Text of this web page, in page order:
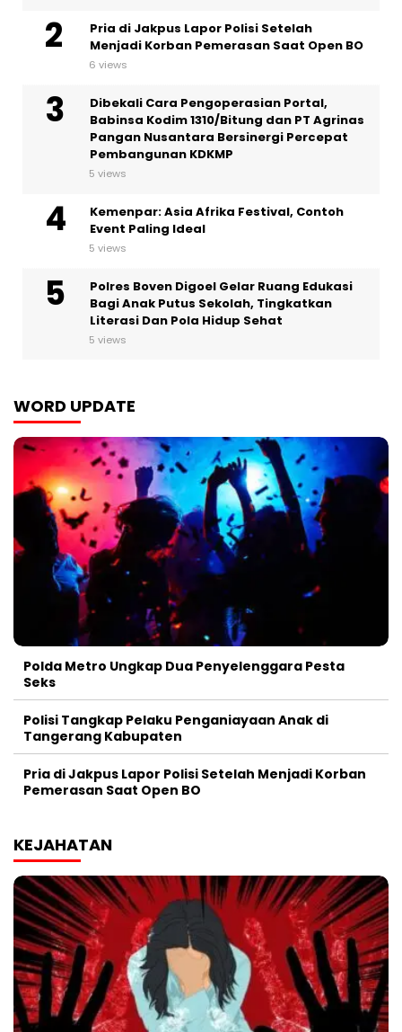
Pria di Jakpus Lapor Polisi Setelah
Menjadi Korban Pemerasan Saat Open BO
6 views
Dibekali Cara Pengoperasian Portal,
Babinsa Kodim 1310/Bitung dan PT Agrinas
Pangan Nusantara Bersinergi Percepat
Pembangunan KDKMP
5 views
Kemenpar: Asia Afrika Festival, Contoh
Event Paling Ideal
5 views
Polres Boven Digoel Gelar Ruang Edukasi
Bagi Anak Putus Sekolah, Tingkatkan
Literasi Dan Pola Hidup Sehat
5 views
WORD UPDATE
Polda Metro Ungkap Dua Penyelenggara Pesta
Seks
Polisi Tangkap Pelaku Penganiayaan Anak di
Tangerang Kabupaten
Pria di Jakpus Lapor Polisi Setelah Menjadi Korban
Pemerasan Saat Open BO
KEJAHATAN